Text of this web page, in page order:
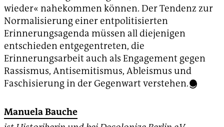
wieder« nahekommen können. Der Tendenz zur
Normalisierung einer entpolitisierten
Erinnerungsagenda müssen all diejenigen
entschieden entgegentreten, die
Erinnerungsarbeit auch als Engagement gegen
Rassismus, Antisemitismus, Ableismus und
Faschisierung in der Gegenwart verstehen.
Manuela Bauche